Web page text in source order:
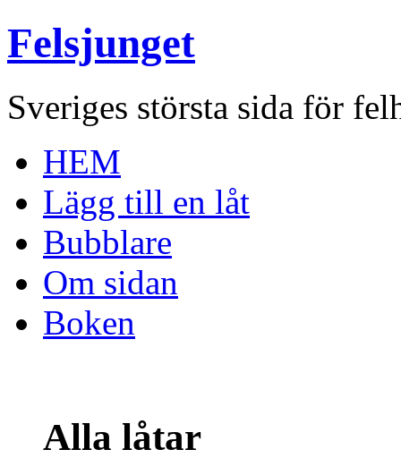
Felsjunget
Sveriges största sida för
HEM
Lägg till en låt
Bubblare
Om sidan
Boken
Alla låtar